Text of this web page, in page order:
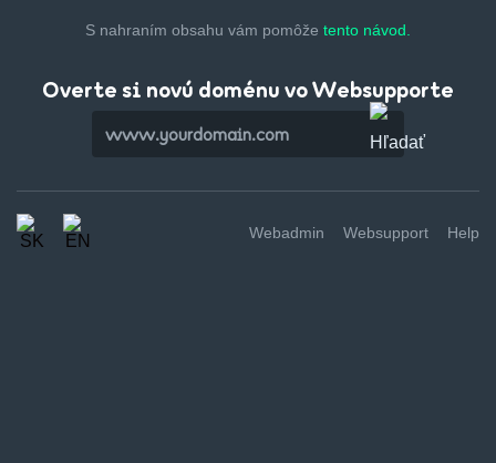
S nahraním obsahu vám pomôže tento návod.
Overte si novú doménu vo Websupporte
Webadmin Websupport Help